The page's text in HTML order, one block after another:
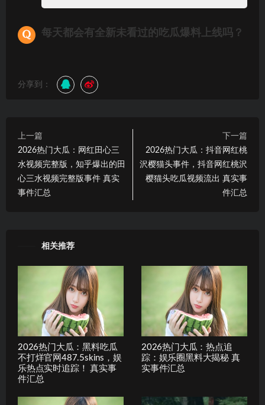
每天都会有全新未看过的吃瓜爆料上线吗？
分享到：
上一篇
2026热门大瓜：网红田心三
水视频完整版，知乎爆出的田
心三水视频完整版事件 真实
事件汇总
下一篇
2026热门大瓜：抖音网红桃
沢樱猫头事件，抖音网红桃沢
樱猫头吃瓜视频流出 真实事
件汇总
相关推荐
2026热门大瓜：黑料吃瓜
不打烊官网487.5skins，娱
乐热点实时追踪！ 真实事
件汇总
2026热门大瓜：热点追
踪：娱乐圈黑料大揭秘 真
实事件汇总